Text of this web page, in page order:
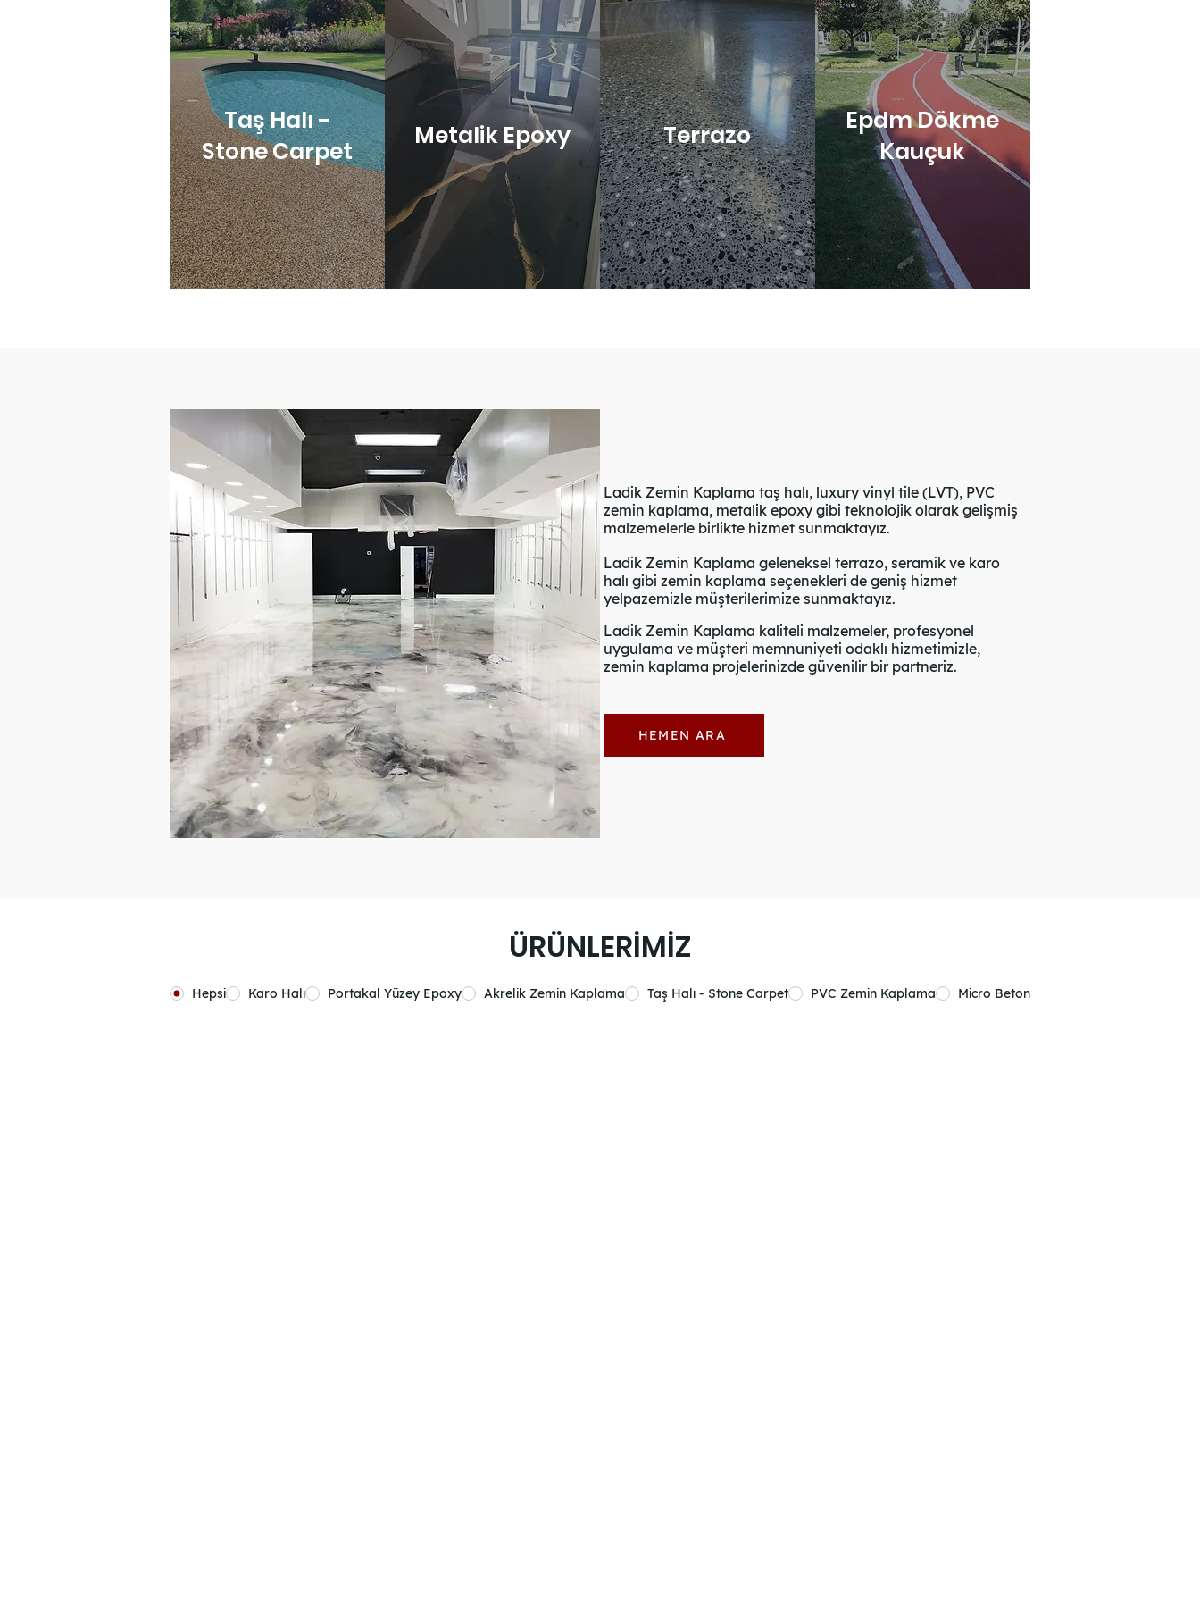
Taş Halı -
Stone Carpet
Metalik Epoxy Terrazo
Epdm Dökme
Kauçuk
Ladik Zemin Kaplama taş halı, luxury vinyl tile (LVT), PVC
zemin kaplama, metalik epoxy gibi teknolojik olarak gelişmiş
malzemelerle birlikte hizmet sunmaktayız.
Ladik Zemin Kaplama geleneksel terrazo, seramik ve karo
halı gibi zemin kaplama seçenekleri de geniş hizmet
yelpazemizle müşterilerimize sunmaktayız.
Ladik Zemin Kaplama kaliteli malzemeler, profesyonel
uygulama ve müşteri memnuniyeti odaklı hizmetimizle,
zemin kaplama projelerinizde güvenilir bir partneriz.
HEMEN ARA
ÜRÜNLERİMİZ
Hepsi Karo Halı Portakal Yüzey Epoxy Akrelik Zemin Kaplama Taş Halı - Stone Carpet PVC Zemin Kaplama Micro Beton